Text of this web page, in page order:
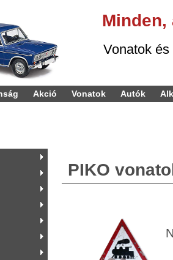
Minden,
és
Akció Vonatok Autók
PIKO